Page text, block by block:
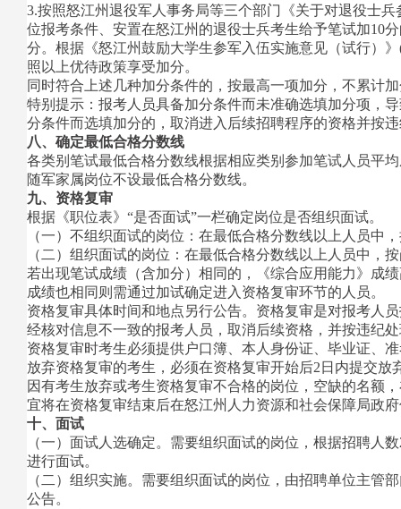
3.按照怒江州退役军人事务局等三个部门《关于对退役士
位报考条件、安置在怒江州的退役士兵考生给予笔试加10
分。根据《怒江州鼓励大学生参军入伍实施意见（试行）
照以上优待政策享受加分。
同时符合上述几种加分条件的，按最高一项加分，不累计
特别提示：报考人员具备加分条件而未准确选填加分项，
分条件而选填加分的，取消进入后续招聘程序的资格并按
八、确定最低合格分数线
各类别笔试最低合格分数线根据相应类别参加笔试人员平
随军家属岗位不设最低合格分数线。
九、资格复审
根据《职位表》“是否面试”一栏确定岗位是否组织面试。
（一）不组织面试的岗位：在最低合格分数线以上人员中
（二）组织面试的岗位：在最低合格分数线以上人员中，
若出现笔试成绩（含加分）相同的，《综合应用能力》成
成绩也相同则需通过加试确定进入资格复审环节的人员。
资格复审具体时间和地点另行公告。资格复审是对报考人
经核对信息不一致的报考人员，取消后续资格，并按违纪
资格复审时考生必须提供户口簿、本人身份证、毕业证、
放弃资格复审的考生，必须在资格复审开始后2日内提交
因有考生放弃或考生资格复审不合格的岗位，空缺的名额
宜将在资格复审结束后在怒江州人力资源和社会保障局政
十、面试
（一）面试人选确定。需要组织面试的岗位，根据招聘人
进行面试。
（二）组织实施。需要组织面试的岗位，由招聘单位主管
公告。